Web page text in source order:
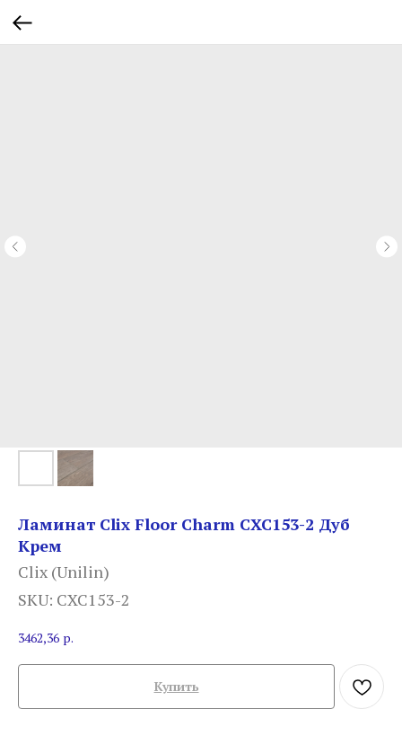
Ламинат Clix Floor Charm CXC153-2 Дуб
Крем
Clix (Unilin)
SKU: CXC153-2
3462,36 р.
Купить